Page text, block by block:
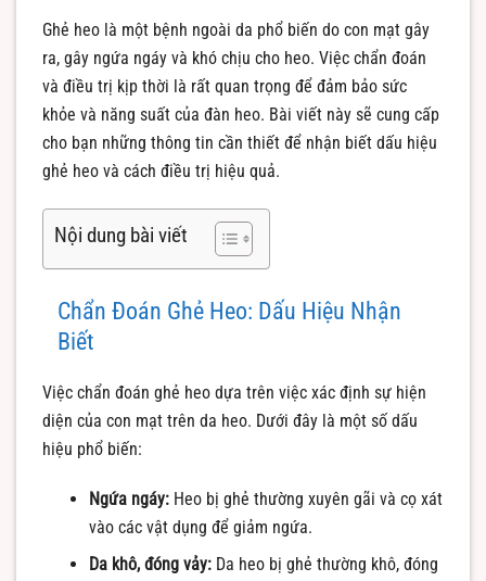
Ghẻ heo là một bệnh ngoài da phổ biến do con mạt gây
ra, gây ngứa ngáy và khó chịu cho heo. Việc chẩn đoán
và điều trị kịp thời là rất quan trọng để đảm bảo sức
khỏe và năng suất của đàn heo. Bài viết này sẽ cung cấp
cho bạn những thông tin cần thiết để nhận biết dấu hiệu
ghẻ heo và cách điều trị hiệu quả.
Nội dung bài viết
Chẩn Đoán Ghẻ Heo: Dấu Hiệu Nhận
Biết
Việc chẩn đoán ghẻ heo dựa trên việc xác định sự hiện
diện của con mạt trên da heo. Dưới đây là một số dấu
hiệu phổ biến:
Ngứa ngáy:Heo bị ghẻ thường xuyên gãi và cọ xát
vào các vật dụng để giảm ngứa.
Da khô, đóng vảy:Da heo bị ghẻ thường khô, đóng